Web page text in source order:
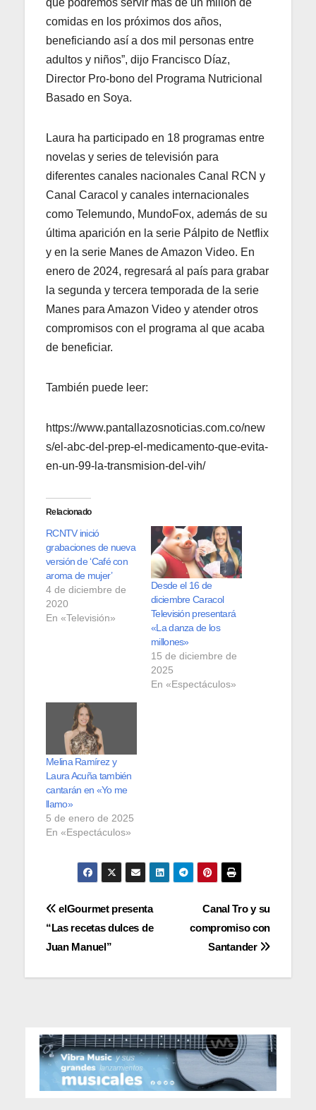
que podremos servir más de un millón de
comidas en los próximos dos años,
beneficiando así a dos mil personas entre
adultos y niños”, dijo Francisco Díaz,
Director Pro-bono del Programa Nutricional
Basado en Soya.
Laura ha participado en 18 programas entre
novelas y series de televisión para
diferentes canales nacionales Canal RCN y
Canal Caracol y canales internacionales
como Telemundo, MundoFox, además de su
última aparición en la serie Pálpito de Netflix
y en la serie Manes de Amazon Video. En
enero de 2024, regresará al país para grabar
la segunda y tercera temporada de la serie
Manes para Amazon Video y atender otros
compromisos con el programa al que acaba
de beneficiar.
También puede leer:
https://www.pantallazosnoticias.com.co/new
s/el-abc-del-prep-el-medicamento-que-evita-
en-un-99-la-transmision-del-vih/
Relacionado
RCNTV inició
grabaciones de nueva
versión de ‘Café con
aroma de mujer’
4 de diciembre de
2020
En «Televisión»
Desde el 16 de
diciembre Caracol
Televisión presentará
«La danza de los
millones»
15 de diciembre de
2025
En «Espectáculos»
Melina Ramírez y
Laura Acuña también
cantarán en «Yo me
llamo»
5 de enero de 2025
En «Espectáculos»
Navegación
de
entradas
Canal Tro y su
compromiso con
Santander
elGourmet presenta
“Las recetas dulces de
Juan Manuel”